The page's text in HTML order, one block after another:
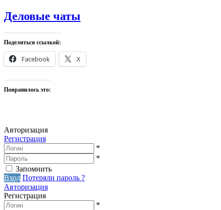
Деловые чаты
Поделиться ссылкой:
Facebook X
Понравилось это:
Авторизация
Регистрация
*
*
Запомнить
Вход Потеряли пароль ?
Авторизация
Регистрация
*